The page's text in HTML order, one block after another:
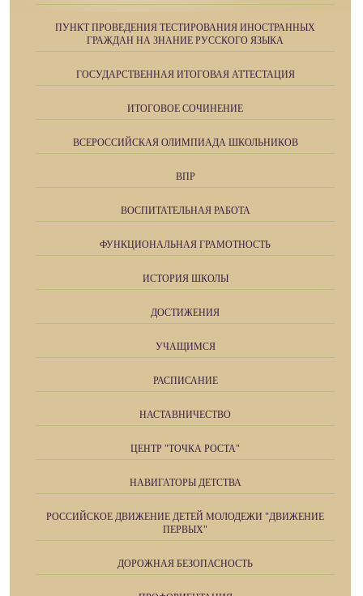
ПУНКТ ПРОВЕДЕНИЯ ТЕСТИРОВАНИЯ ИНОСТРАННЫХ
ГРАЖДАН НА ЗНАНИЕ РУССКОГО ЯЗЫКА
ГОСУДАРСТВЕННАЯ ИТОГОВАЯ АТТЕСТАЦИЯ
ИТОГОВОЕ СОЧИНЕНИЕ
ВСЕРОССИЙСКАЯ ОЛИМПИАДА ШКОЛЬНИКОВ
ВПР
ВОСПИТАТЕЛЬНАЯ РАБОТА
ФУНКЦИОНАЛЬНАЯ ГРАМОТНОСТЬ
ИСТОРИЯ ШКОЛЫ
ДОСТИЖЕНИЯ
УЧАЩИМСЯ
РАСПИСАНИЕ
НАСТАВНИЧЕСТВО
ЦЕНТР "ТОЧКА РОСТА"
НАВИГАТОРЫ ДЕТСТВА
РОССИЙСКОЕ ДВИЖЕНИЕ ДЕТЕЙ МОЛОДЕЖИ "ДВИЖЕНИЕ
ПЕРВЫХ"
ДОРОЖНАЯ БЕЗОПАСНОСТЬ